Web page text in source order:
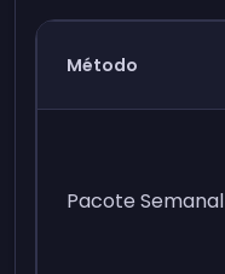
Método
Pacote Semanal